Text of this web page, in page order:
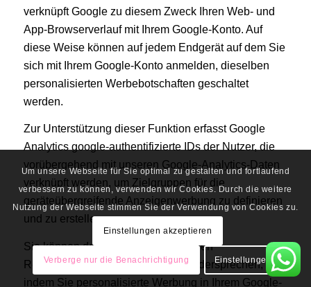
verknüpft Google zu diesem Zweck Ihren Web- und
App-Browserverlauf mit Ihrem Google-Konto. Auf
diese Weise können auf jedem Endgerät auf dem Sie
sich mit Ihrem Google-Konto anmelden, dieselben
personalisierten Werbebotschaften geschaltet
werden.
Zur Unterstützung dieser Funktion erfasst Google
Analytics google-authentifizierte IDs der Nutzer, die
vorübergehend mit unseren Google-Analytics-Daten
verknüpft werden, um Zielgruppen für die
geräteübergreifende Anzeigenwerbung zu definieren
und zu erstellen.
Sie können dem geräteübergreifenden
Remarketing/Targeting dauerhaft widersprechen,
indem Sie personalisierte Werbung in Ihrem Google-
Um unsere Webseite für Sie optimal zu gestalten und fortlaufend
verbessern zu können, verwenden wir Cookies. Durch die weitere
Nutzung der Webseite stimmen Sie der Verwendung von Cookies zu.
Einstellungen akzeptieren
Verberge nur die Benachrichtigung Einstellungen